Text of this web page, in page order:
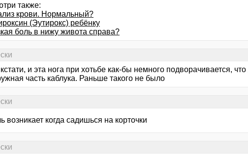
также:
крови. Нормальный?
(Эутирокс) ребёнку
боль в нижу живота справа?
и эта нога при хотьбе как-бы немного подворачивается, что
часть каблука. Раньше такого не было
возникает когда садишься на корточки